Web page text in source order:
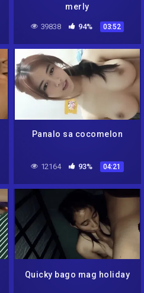
merly
39838 94% 03:52
Panalo sa cocomelon
12164 93% 04:21
Quicky bago mag holiday